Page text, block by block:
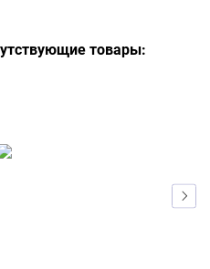
товары: